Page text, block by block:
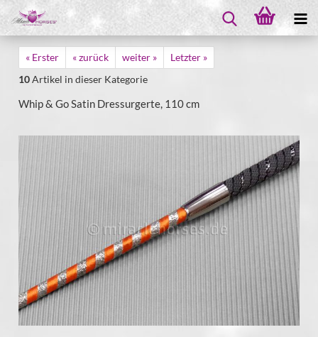
« Erster « zurück weiter »
Letzter »
10Artikel in dieser Kategorie
Whip & Go Satin Dressurgerte, 110 cm